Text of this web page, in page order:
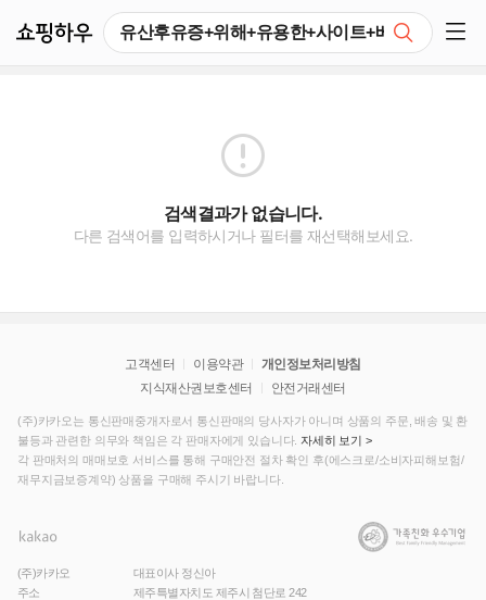
검색결과가 없습니다.
다른 검색어를 입력하시거나 필터를 재선택해보세요.
고객센터 이용약관
개인정보처리방침
지식재산권보호센터
안전거래센터
(주)카카오는 통신판매중개자로서 통신판매의 당사자가 아니며 상품의 주문, 배송 및 환
불등과 관련한 의무와 책임은 각 판매자에게 있습니다. 자세히 보기 >
각 판매처의 매매보호 서비스를 통해 구매안전 절차 확인 후(에스크로/소비자피해보험/
재무지금보증계약) 상품을 구매해 주시기 바랍니다.
(주)카카오
대표이사 정신아
주소
제주특별자치도 제주시 첨단로 242